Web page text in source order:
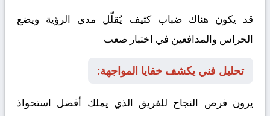
قد يكون هناك ضباب كثيف يُقلّل مدى الرؤية ويضع
الحراس والمدافعين في اختبار صعب
تحليل فني يكشف خفايا المواجهة:
يرون فرص النجاح للفريق الذي يملك أفضل استحواذ